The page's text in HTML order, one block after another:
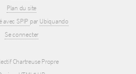
Plan du site
avec SPIP par Ubiquando
Se connecter
Chartreuse Propre